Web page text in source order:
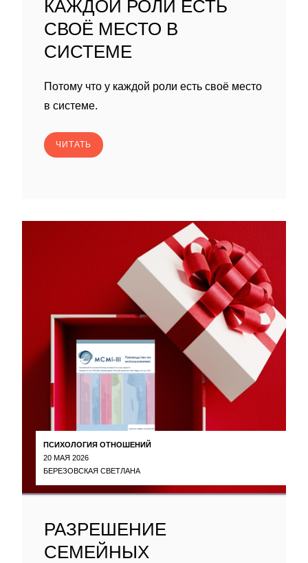
КАЖДОЙ РОЛИ ЕСТЬ
СВОЁ МЕСТО В
СИСТЕМЕ
Потому что у каждой роли есть своё место
в системе.
ЧИТАТЬ
ПСИХОЛОГИЯ ОТНОШЕНИЙ
20 МАЯ 2026
БЕРЕЗОВСКАЯ СВЕТЛАНА
РАЗРЕШЕНИЕ
СЕМЕЙНЫХ